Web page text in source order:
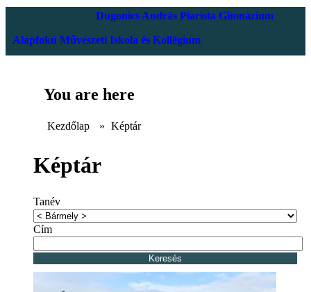
Dugonics András Piarista Gimnázium
Alapfokú Művészeti Iskola és Kollégium
You are here
Kezdőlap » Képtár
Képtár
Tanév
Cím